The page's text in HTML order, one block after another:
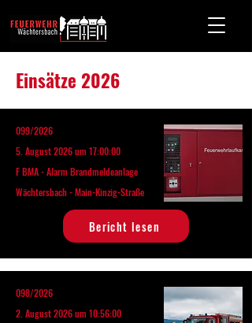
Einsätze 2026
099/2026
5. August 2026 um 17:00:00
F BMA - Alarm Brandmeldeanlage
Wächtersbach - Main-Kinzig-Straße
Bericht lesen
098/2026
2. August 2026 um 10:56:00